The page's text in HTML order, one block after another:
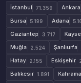
İstanbul
71.359 Ankara
Bursa 5.199 Adana
Gaziantep 3.717
Muğla 2.524 Şanlıurfa
Hatay 2.155 Eskişehir
Balıkesir 1.891